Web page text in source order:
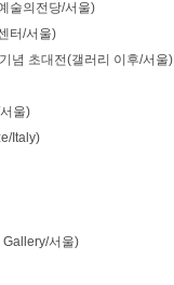
술의전당/서울)
터/서울)
념 초대전(갤러리 이후/서울)
울)
Italy)
Gallery/서울)